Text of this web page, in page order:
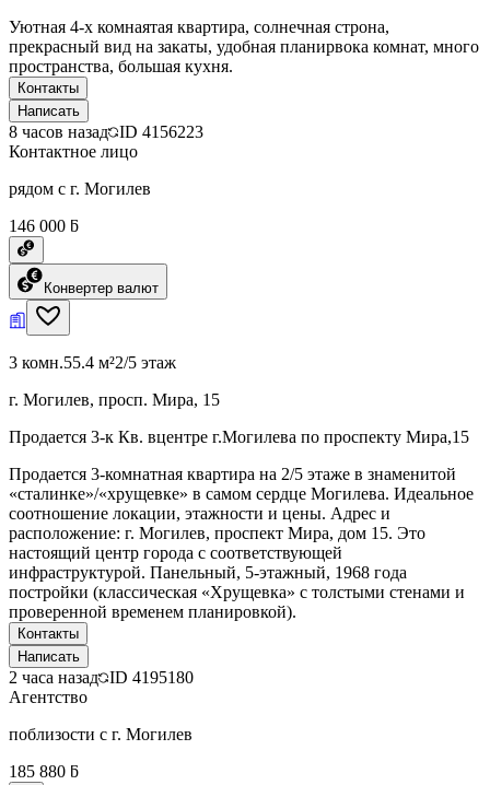
Уютная 4-х комнаятая квартира, солнечная строна,
прекрасный вид на закаты, удобная планирвока комнат, много
пространства, большая кухня.
Контакты
Написать
8 часов назад ID 4156223
Контактное лицо
рядом с г. Могилев
146 000 ƃ
Конвертер валют
3 комн.55.4 м²2/5 этаж
г. Могилев, просп. Мира, 15
Продается 3-к Кв. вцентре г.Могилева по проспекту Мира,15
Продается 3-комнатная квартира на 2/5 этаже в знаменитой
«сталинке»/«хрущевке» в самом сердце Могилева. Идеальное
соотношение локации, этажности и цены. Адрес и
расположение: г. Могилев, проспект Мира, дом 15. Это
настоящий центр города с соответствующей
инфраструктурой. Панельный, 5-этажный, 1968 года
постройки (классическая «Хрущевка» с толстыми стенами и
проверенной временем планировкой).
Контакты
Написать
2 часа назад ID 4195180
Агентство
поблизости с г. Могилев
185 880 ƃ